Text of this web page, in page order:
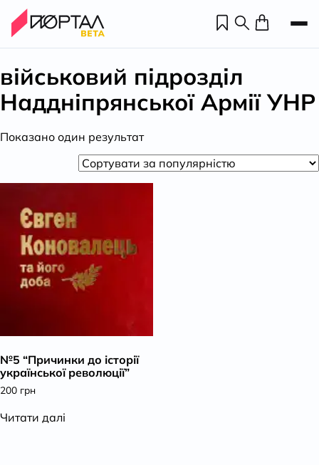
військовий підрозділ
Наддніпрянської Армії УНР
Показано один результат
№5 “Причинки до історії
української революції”
200 грн
Читати далі